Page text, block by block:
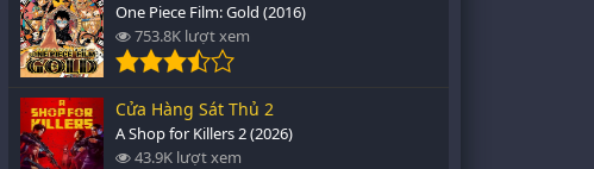
One Piece Film: Gold (2016)
753.8K lượt xem
Cửa Hàng Sát Thủ 2
A Shop for Killers 2 (2026)
43.9K lượt xem